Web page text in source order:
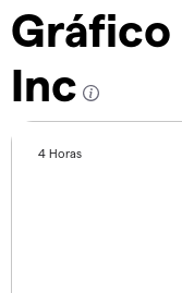
Inc
4 Horas